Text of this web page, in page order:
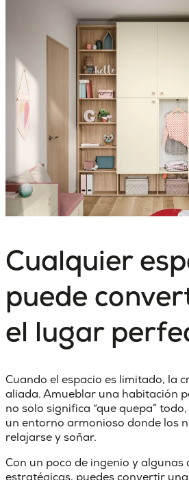
Cualquier
puede
el lugar
Cuando el espacio es limitado, la
aliada. Amueblar una habitación
no solo significa “que quepa”
un entorno armonioso donde los
relajarse y soñar.
Con un poco de ingenio y algunas
estratégicas, puedesconvertir